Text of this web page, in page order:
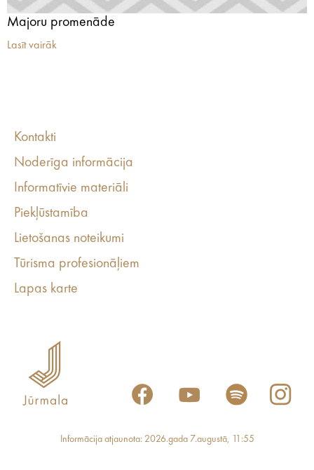
Majoru promenāde
Lasīt vairāk
Kontakti
Noderīga informācija
Informatīvie materiāli
Piekļūstamība
Lietošanas noteikumi
Tūrisma profesionāļiem
Lapas karte
Informācija atjaunota: 2026.gada 7.augustā, 11:55